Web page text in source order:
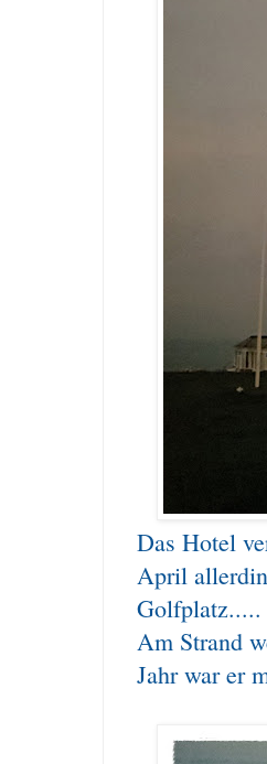
Das Hotel
April
Golfplatz.....
Am Strand
Jahr war er